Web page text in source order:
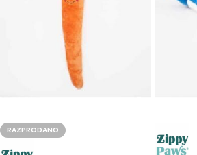
RAZPRODANO